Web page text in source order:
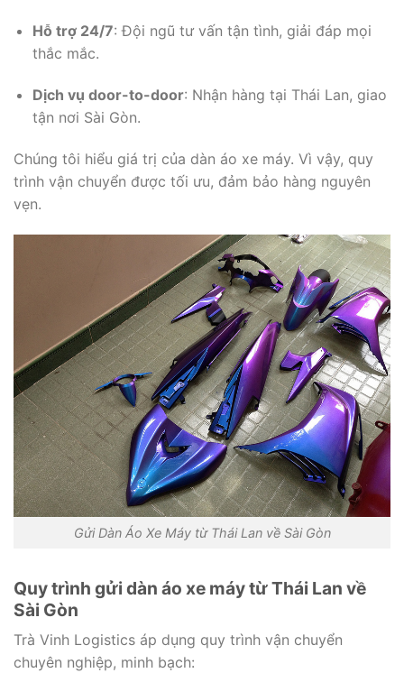
Hỗ trợ 24/7: Đội ngũ tư vấn tận tình, giải đáp mọi
thắc mắc.
Dịch vụ door-to-door: Nhận hàng tại Thái Lan, giao
tận nơi Sài Gòn.
Chúng tôi hiểu giá trị của dàn áo xe máy. Vì vậy, quy
trình vận chuyển được tối ưu, đảm bảo hàng nguyên
vẹn.
Gửi Dàn Áo Xe Máy từ Thái Lan về Sài Gòn
Quy trình gửi dàn áo xe máy từ Thái Lan về
Sài Gòn
Trà Vinh Logistics áp dụng quy trình vận chuyển
chuyên nghiệp, minh bạch: